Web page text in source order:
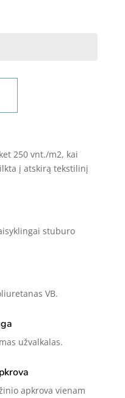
250 vnt./m2, kai
į atskirą tekstilinį
stuburo
VB.
užvalkalas.
apkrova vienam